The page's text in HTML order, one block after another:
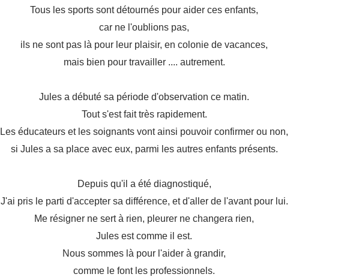
Tous les sports sont détournés pour aider ces enfants,
car ne l'oublions pas,
ils ne sont pas là pour leur plaisir, en colonie de vacances,
mais bien pour travailler .... autrement.
Jules a débuté sa période d'observation ce matin.
Tout s'est fait très rapidement.
Les éducateurs et les soignants vont ainsi pouvoir confirmer ou non,
si Jules a sa place avec eux, parmi les autres enfants présents.
Depuis qu'il a été diagnostiqué,
J'ai pris le parti d'accepter sa différence, et d'aller de l'avant pour lui.
Me résigner ne sert à rien, pleurer ne changera rien,
Jules est comme il est.
Nous sommes là pour l'aider à grandir,
comme le font les professionnels.